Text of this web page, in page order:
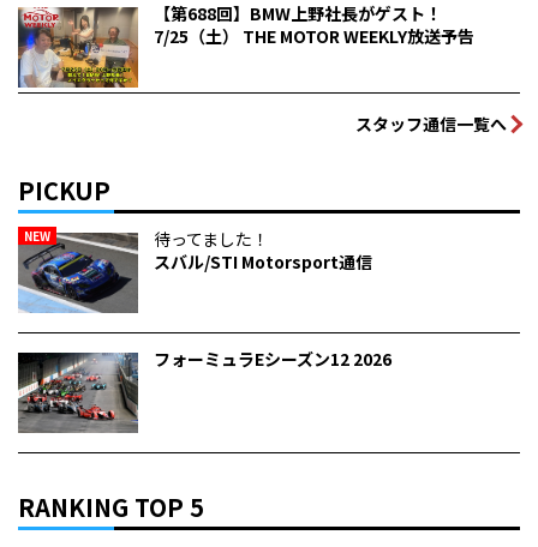
【第688回】BMW上野社長がゲスト！
7/25（土） THE MOTOR WEEKLY放送予告
スタッフ通信一覧へ
PICKUP
NEW
待ってました！
スバル/STI Motorsport通信
フォーミュラEシーズン12 2026
RANKING TOP 5